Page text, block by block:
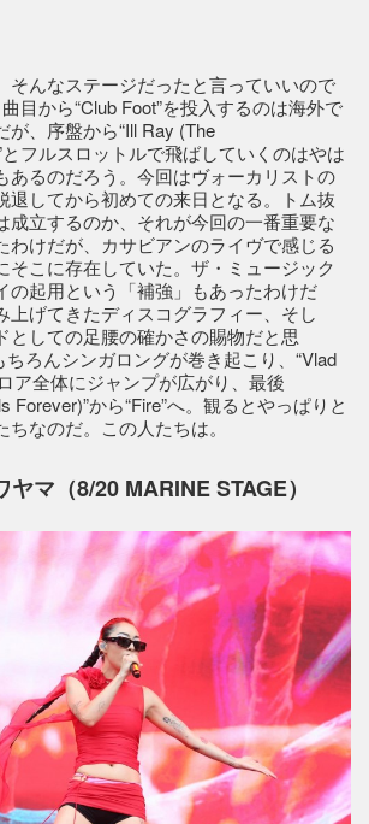
そんなステージだったと言っていいので
目から“Club Foot”を投入するのは海外で
が、序盤から“Ill Ray (The
とフルスロットルで飛ばしていくのはやは
あるのだろう。今回はヴォーカリストの
退してから初めての来日となる。トム抜
成立するのか、それが今回の一番重要な
わけだが、カサビアンのライヴで感じる
そこに存在していた。ザ・ミュージック
の起用という「補強」もあったわけだ
上げてきたディスコグラフィー、そし
としての足腰の確かさの賜物だと思
ちろんシンガロングが巻き起こり、“Vlad
ア全体にジャンプが広がり、最後
Forever)”から“Fire”へ。観るとやっぱりと
なのだ。この人たちは。
マ（8/20 MARINE STAGE）